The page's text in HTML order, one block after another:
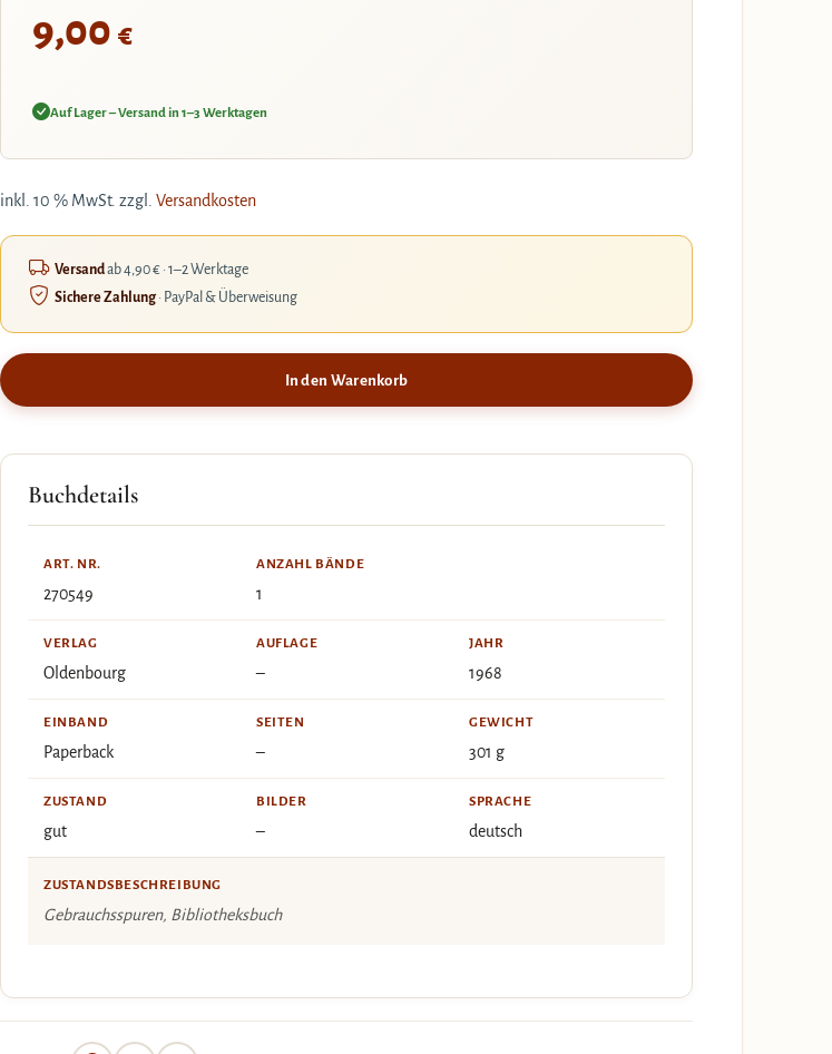
9,00 €
Auf Lager – Versand in 1–3 Werktagen
inkl. 10 % MwSt. zzgl. Versandkosten
Versandab 4,90 € · 1–2 Werktage
Sichere Zahlung· PayPal & Überweisung
In den Warenkorb
Buchdetails
ART. NR.
270549
ANZAHL BÄNDE
1
VERLAG
Oldenbourg
AUFLAGE
–
JAHR
1968
EINBAND
Paperback
SEITEN
–
GEWICHT
301 g
ZUSTAND
gut
BILDER
–
SPRACHE
deutsch
ZUSTANDSBESCHREIBUNG
Gebrauchsspuren, Bibliotheksbuch